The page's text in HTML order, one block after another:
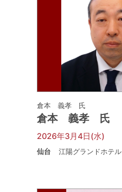
倉本 義孝 氏
倉本 義孝 氏
2026年3月4日(水)
仙台 江陽グランドホテル